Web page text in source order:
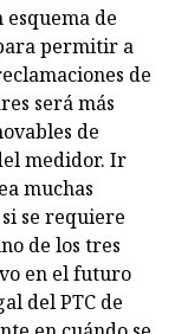
esquema de
permitir a
de
será más
de
medidor. Ir
muchas
se requiere
de los tres
en el futuro
del PTC de